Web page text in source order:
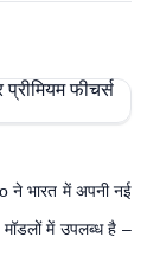
ने भारत में अपनी नई
मॉडलों में उपलब्ध है –